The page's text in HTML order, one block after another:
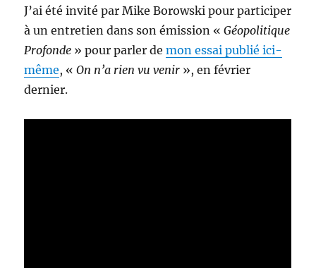
J’ai été invité par Mike Borowski pour participer
à un entretien dans son émission «Géopolitique
Profonde » pour parler demon essai publié ici-
même, «On n’a rien vu venir », en février
dernier.